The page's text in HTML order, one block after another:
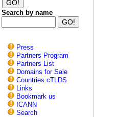
Search by name
Press
Partners Program
Partners List
Domains for Sale
Countries cTLDS
Links
Bookmark us
ICANN
Search